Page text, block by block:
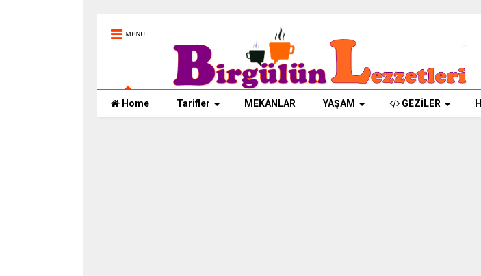
MENU
Home Tarifler MEKANLAR YAŞAM GEZİLER